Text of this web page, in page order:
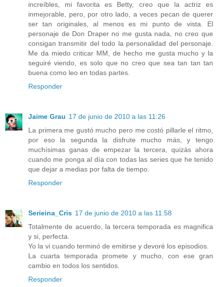
increíbles, mi favorita es Betty, creo que la actriz es
inmejorable, pero, por otro lado, a veces pecan de querer
ser tan originales, al menos es mi punto de vista. El
personaje de Don Draper no me gusta nada, no creo que
consigan transmitir del todo la personalidad del personaje.
Me da miedo criticar MM, de hecho me gusta mucho y la
seguiré viendo, es solo que no creo que sea tan tan tan
buena como leo en todas partes.
Responder
Jaime Grau 17 de junio de 2010 a las 11:26
La primera me gustó mucho pero me costó pillarle el ritmo,
por eso la segunda la disfrute mucho más, y tengo
muchísimas ganas de empezar la tercera, quizás ahora
cuando me ponga al día con todas las series que he tenido
que dejar a medias por falta de tiempo.
Responder
Serieina_Cris 17 de junio de 2010 a las 11:58
Totalmente de acuerdo, la tercera temporada es magnifica
y si, perfecta.
Yo la vi cuando terminó de emitirse y devoré los episodios.
La cuarta temporada promete y mucho, con ese gran
cambio en todos los sentidos.
Responder